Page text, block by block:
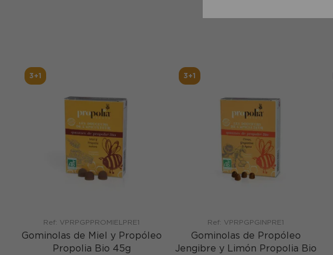
3+1
Ref: VPRPGPPROMIELPRE1
Gominolas de Miel y Propóleo
Propolia Bio 45g
3+1
Ref: VPRPGPGINPRE1
Gominolas de Propóleo
Jengibre y Limón Propolia Bio